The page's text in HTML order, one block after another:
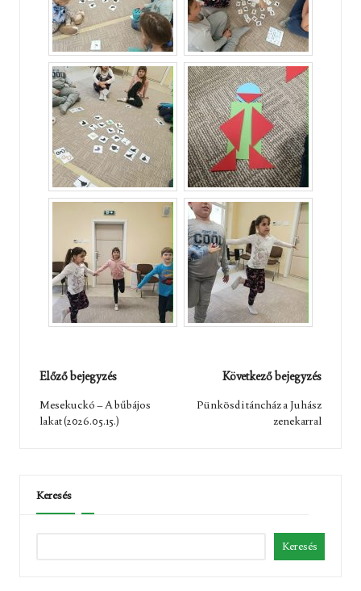
Post
navigation
Előző bejegyzés
Mesekuckó – A bűbájos
lakat (2026.05.15.)
Következő bejegyzés
Pünkösdi táncház a Juhász
zenekarral
Keresés
Keresés